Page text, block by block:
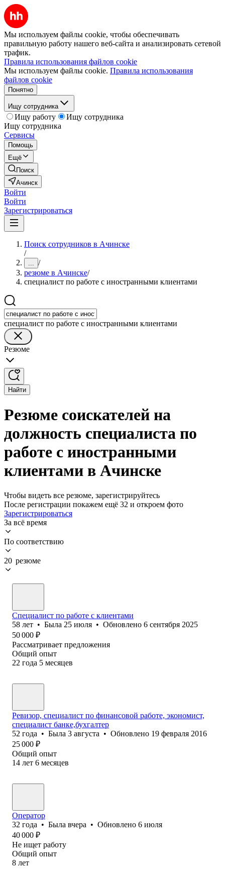
Мы используем файлы cookie, чтобы обеспечивать
правильную работу нашего веб-сайта и анализировать сетевой
трафик.
Правила использования файлов cookie
Мы используем файлы cookie. Правила использования
файлов cookie
Понятно
Ищу сотрудника
Ищу работу
Ищу сотрудника
Ищу сотрудника
Сервисы
Помощь
Ещё
Поиск
Ачинск
Войти
Войти
Зарегистрироваться
Поиск сотрудников в Ачинске
/
... /
резюме в Ачинске/
специалист по работе с иностранными клиентами
специалист по работе с иностранными клиентами
Резюме
Найти
Резюме соискателей на
должность специалиста по
работе с иностранными
клиентами в Ачинске
Чтобы видеть все резюме, зарегистрируйтесь
После регистрации покажем ещё 32 и откроем фото
Зарегистрироваться
За всё время
По соответствию
20 резюме
Специалист по работе с клиентами
58 лет • Была 25 июля • Обновлено 6 сентября 2025
50 000 ₽
Рассматривает предложения
Общий опыт
22 года 5 месяцев
Ревизор, специалист по финансовой работе, экономист,
специалист банке,бухгалтер
52 года • Была 3 августа • Обновлено 19 февраля 2016
25 000 ₽
Общий опыт
14 лет 6 месяцев
Оператор
32 года • Была вчера • Обновлено 6 июля
40 000 ₽
Не ищет работу
Общий опыт
8 лет